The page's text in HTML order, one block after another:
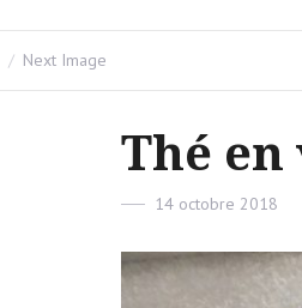
Next Image
Thé en
Posted
14 octobre 2018